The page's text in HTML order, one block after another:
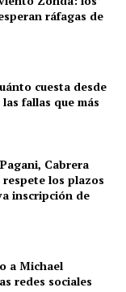
ráfagas de
cuesta desde
fallas que más
Cabrera
los plazos
inscripción de
a Michael
redes sociales